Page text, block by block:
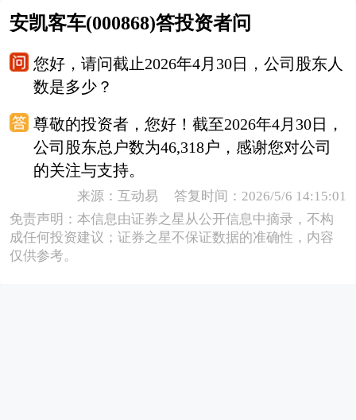
安凯客车(000868)答投资者问
您好，请问截止2026年4月30日，公司股东人
数是多少？
尊敬的投资者，您好！截至2026年4月30日，
公司股东总户数为46,318户，感谢您对公司
的关注与支持。
来源：互动易 答复时间：2026/5/6 14:15:01
免责声明：本信息由证券之星从公开信息中摘录，不构
成任何投资建议；证券之星不保证数据的准确性，内容
仅供参考。